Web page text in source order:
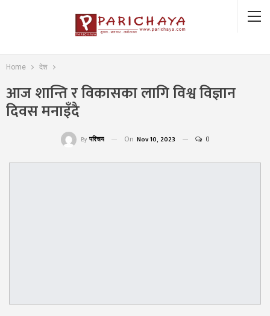
Home देश
आज शान्ति र विकासका लागि विश्व विज्ञान
दिवस मनाइँदै
By परिचय On Nov 10, 2023 0